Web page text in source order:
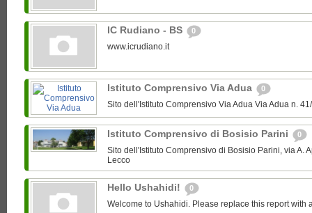
IC Rudiano - BS 0
www.icrudiano.it
Istituto Comprensivo Via Adua 0
Sito dell'Istituto Comprensivo Via Adua Via Adua n.
Istituto Comprensivo di Bosisio Parini 0
Sito dell'Istituto Comprensivo di Bosisio Parini, via A.
Lecco
Hello Ushahidi! 0
Welcome to Ushahidi. Please replace this report with